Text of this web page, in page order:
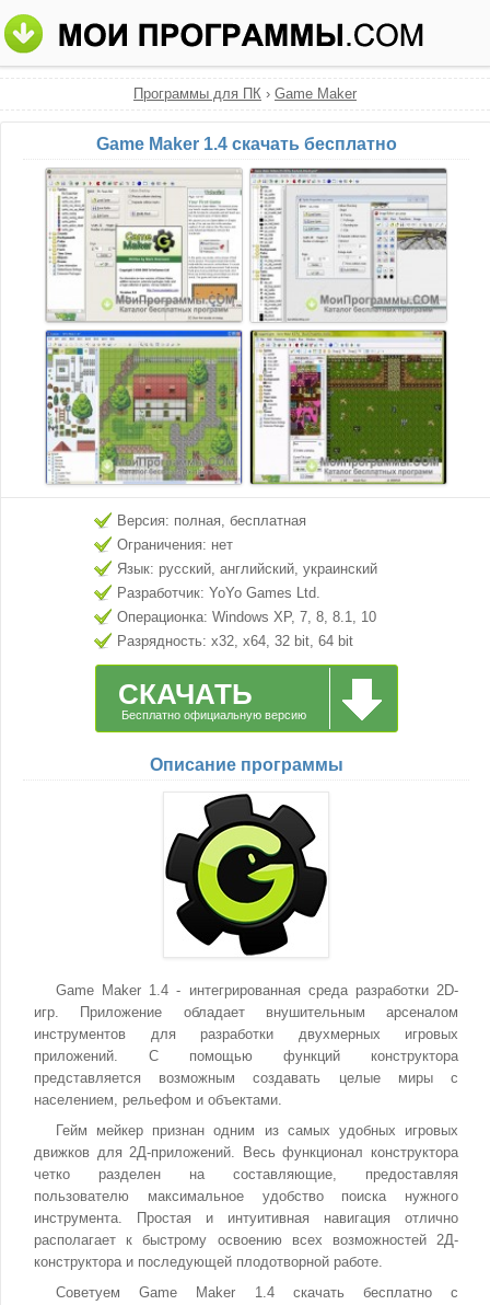
Программы для ПК › Game Maker
Game Maker 1.4 скачать бесплатно
Версия: полная, бесплатная
Ограничения: нет
Язык: русский, английский, украинский
Разработчик: YoYo Games Ltd.
Операционка: Windows XP, 7, 8, 8.1, 10
Разрядность: x32, x64, 32 bit, 64 bit
СКАЧАТЬ
Бесплатно официальную версию
Описание программы
Game Maker 1.4 - интегрированная среда разработки 2D-
игр. Приложение обладает внушительным арсеналом
инструментов для разработки двухмерных игровых
приложений. С помощью функций конструктора
представляется возможным создавать целые миры с
населением, рельефом и объектами.
Гейм мейкер признан одним из самых удобных игровых
движков для 2Д-приложений. Весь функционал конструктора
четко разделен на составляющие, предоставляя
пользователю максимальное удобство поиска нужного
инструмента. Простая и интуитивная навигация отлично
располагает к быстрому освоению всех возможностей 2Д-
конструктора и последующей плодотворной работе.
Советуем Game Maker 1.4 скачать бесплатно с